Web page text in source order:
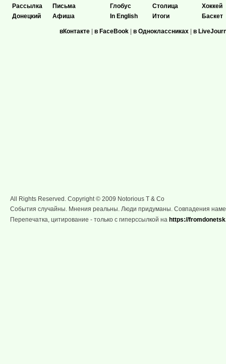
Рассылка
Донецкий
Письма
Афиша
Глобус
In English
Столица
Итоги
Хоккей
Баскет
вКонтакте | в FaceBook | в Одноклассниках | в
All Rights Reserved. Copyright © 2009 Notorious T & Co
События случайны. Мнения реальны. Люди придуманы. Совпадения
Перепечатка, цитирование - только с гиперссылкой на https://